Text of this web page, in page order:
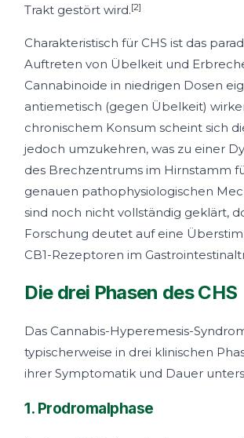
Trakt gestört wird.[2]
Charakteristisch für CHS ist das
Auftreten von Übelkeit und
Cannabinoide in niedrigen Dosen
antiemetisch (gegen Übelkeit)
chronischem Konsum scheint sich
jedoch umzukehren, was zu einer
des Brechzentrums im Hirnstamm
genauen pathophysiologischen
sind noch nicht vollständig geklärt,
Forschung deutet auf eine
CB1-Rezeptoren im
Die drei Phasen des CHS
Das Cannabis-Hyperemesis-
typischerweise in drei klinischen
ihrer Symptomatik und Dauer
1. Prodromalphase